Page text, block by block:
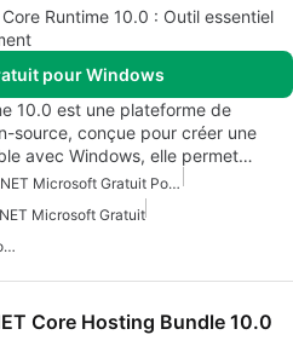
Runtime 10.0 : Outil essentiel
pour Windows
10.0 est une plateforme de
source, conçue pour créer une
avec Windows, elle permet…
Framework .NET Microsoft Gratuit Pour Windows
Microsoft Gratuit
Microsoft Net Framework Pour Windows
Core Hosting Bundle 10.0